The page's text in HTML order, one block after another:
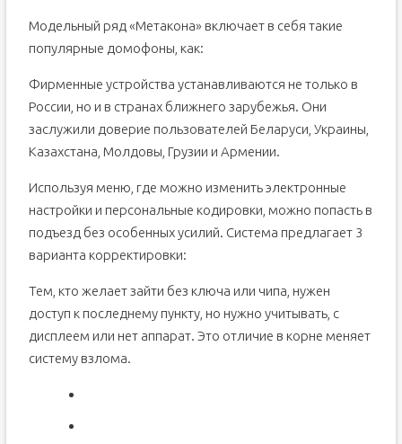
Модельный ряд «Метакона» включает в себя такие
популярные домофоны, как:
Фирменные устройства устанавливаются не только в
России, но и в странах ближнего зарубежья. Они
заслужили доверие пользователей Беларуси, Украины,
Казахстана, Молдовы, Грузии и Армении.
Используя меню, где можно изменить электронные
настройки и персональные кодировки, можно попасть в
подъезд без особенных усилий. Система предлагает 3
варианта корректировки:
Тем, кто желает зайти без ключа или чипа, нужен
доступ к последнему пункту, но нужно учитывать, с
дисплеем или нет аппарат. Это отличие в корне меняет
систему взлома.